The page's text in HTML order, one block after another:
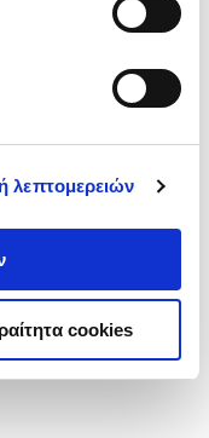
λεπτομερειών
cookies